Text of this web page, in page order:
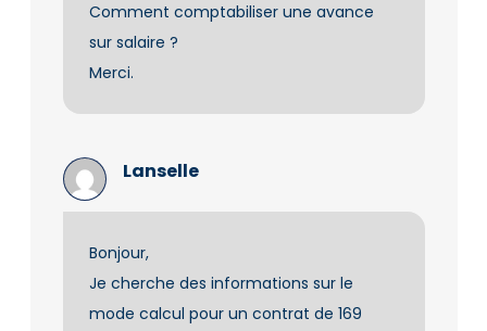
Comment comptabiliser une avance
sur salaire ?
Merci.
Lanselle
Bonjour,
Je cherche des informations sur le
mode calcul pour un contrat de 169